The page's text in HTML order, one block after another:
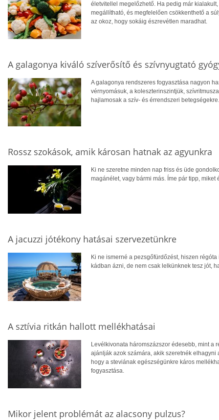
életvitellel megelőzhető. Ha pedig már
megállítható, és megfelelően csökkenthető a
az okoz, hogy sokáig észrevétlen maradhat.
A galagonya kiváló szíverősítő és szívnyugtató
A galagonya rendszeres fogyasztása nagyon
vérnyomásuk, a koleszterinszintjük,
hajlamosak a szív- és érrendszeri betegségekre.
Rossz szokások, amik károsan hatnak az agyunkra
Ki ne szeretne minden nap friss és üde
magánélet, vagy bármi más. Íme pár tipp,
A jacuzzi jótékony hatásai szervezetünkre
Ki ne ismerné a pezsgőfürdőzést, hiszen
kádban ázni, de nem csak lelkünknek tesz jót,
A sztívia ritkán hallott mellékhatásai
Levélkivonata háromszázszor édesebb, mint a
ajánlják azok számára, akik szeretnék
hogy a steviának egészségünkre káros
fogyasztása.
Mikor jelent problémát az alacsony pulzus?